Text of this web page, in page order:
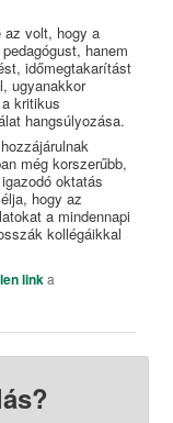
az volt, hogy a
hanem
időmegtakarítást
ugyanakkor
kritikus
hangsúlyozása.
még korszerűbb,
oktatás
hogy az
a mindennapi
kollégáikkal
linka